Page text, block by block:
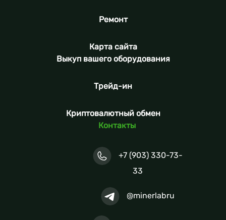
Ремонт
Карта сайта
Выкуп вашего оборудования
Трейд-ин
Криптовалютный обмен
Контакты
+7 (903) 330-73-
33
@minerlabru